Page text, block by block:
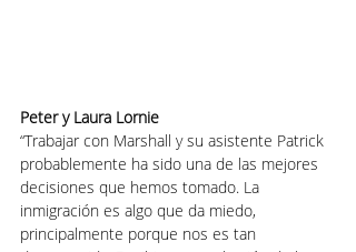
Peter y Laura Lornie
“Trabajar con Marshall y su asistente Patrick
probablemente ha sido una de las mejores
decisiones que hemos tomado. La
inmigración es algo que da miedo,
principalmente porque nos es tan